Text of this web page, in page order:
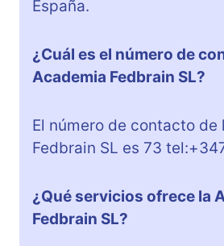
España.
¿Cuál es el número de
Academia Fedbrain SL?
El número de contacto de
Fedbrain SL es 73
¿Qué servicios ofrece la
Fedbrain SL?